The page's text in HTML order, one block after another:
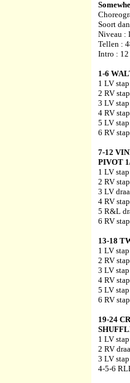
Soort
Niveau :
Tellen :
Intro :
1-6
1 LV
2 RV
3 LV
4 RV
5 LV
6 RV
7-12
PIVOT
1 LV
2 RV
3 LV
4 RV
5 R&L
6 RV
13-18
1 LV
2 RV
3 LV
4 RV
5 LV
6 RV
19-24
1 LV
2 RV
3 LV
4-5-6